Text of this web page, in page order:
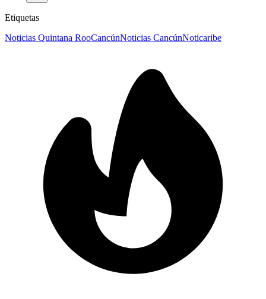
Etiquetas
Noticias Quintana RooCancúnNoticias CancúnNoticaribe